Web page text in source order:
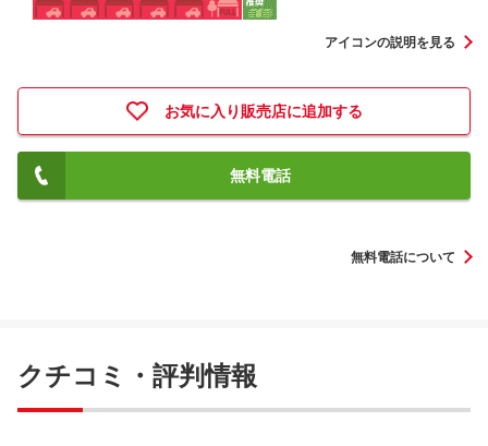
アイコンの説明を見る
お気に入り販売店に追加する
無料電話
無料電話について
クチコミ・評判情報